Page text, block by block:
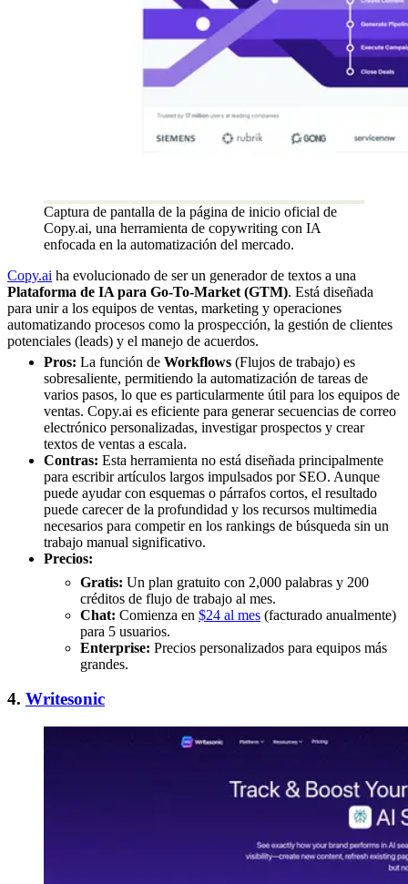
Captura de pantalla de la página de inicio oficial de
Copy.ai, una herramienta de copywriting con IA
enfocada en la automatización del mercado.
Copy.ai ha evolucionado de ser un generador de textos a una
Plataforma de IA para Go-To-Market (GTM). Está diseñada
para unir a los equipos de ventas, marketing y operaciones
automatizando procesos como la prospección, la gestión de clientes
potenciales (leads) y el manejo de acuerdos.
Pros: La función de Workflows (Flujos de trabajo) es
sobresaliente, permitiendo la automatización de tareas de
varios pasos, lo que es particularmente útil para los equipos de
ventas. Copy.ai es eficiente para generar secuencias de correo
electrónico personalizadas, investigar prospectos y crear
textos de ventas a escala.
Contras: Esta herramienta no está diseñada principalmente
para escribir artículos largos impulsados por SEO. Aunque
puede ayudar con esquemas o párrafos cortos, el resultado
puede carecer de la profundidad y los recursos multimedia
necesarios para competir en los rankings de búsqueda sin un
trabajo manual significativo.
Precios:
Gratis: Un plan gratuito con 2,000 palabras y 200
créditos de flujo de trabajo al mes.
Chat: Comienza en $24 al mes (facturado anualmente)
para 5 usuarios.
Enterprise: Precios personalizados para equipos más
grandes.
4. Writesonic